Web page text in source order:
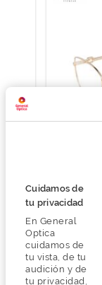
Cuidamos de
tu privacidad
En General
Optica
cuidamos de
tu vista, de tu
audición y de
tu privacidad,